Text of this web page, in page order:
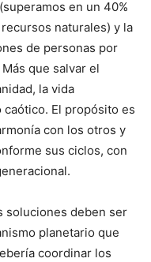
en un 40%
naturales) y la
de personas por
que salvar el
la vida
caótico. El propósito es
con los otros y
sus ciclos, con
soluciones deben ser
planetario que
coordinar los